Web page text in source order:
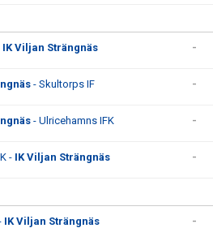
IK Viljan Strängnäs -
- Skultorps IF -
- Ulricehamns IFK -
- IK Viljan Strängnäs -
IK Viljan Strängnäs -